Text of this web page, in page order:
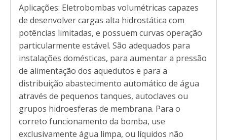
Aplicações: Eletrobombas volumétricas capazes
de desenvolver cargas alta hidrostática com
potências limitadas, e possuem curvas operação
particularmente estável. São adequados para
instalações domésticas, para aumentar a pressão
de alimentação dos aquedutos e para a
distribuição abastecimento automático de água
através de pequenos tanques, autoclaves ou
grupos hidroesferas de membrana. Para o
correto funcionamento da bomba, use
exclusivamente água limpa, ou líquidos não